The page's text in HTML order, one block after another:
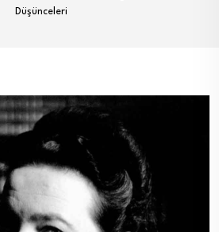
Düşünceleri